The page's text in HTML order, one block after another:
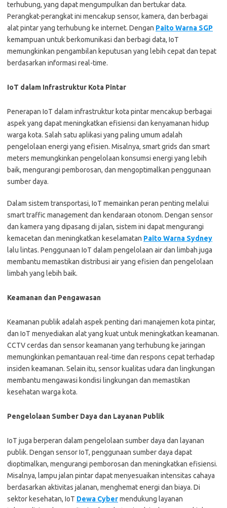
terhubung, yang dapat mengumpulkan dan bertukar data.
Perangkat-perangkat ini mencakup sensor, kamera, dan berbagai
alat pintar yang terhubung ke internet. Dengan Paito Warna SGP
kemampuan untuk berkomunikasi dan berbagi data, IoT
memungkinkan pengambilan keputusan yang lebih cepat dan tepat
berdasarkan informasi real-time.
IoT dalam Infrastruktur Kota Pintar
Penerapan IoT dalam infrastruktur kota pintar mencakup berbagai
aspek yang dapat meningkatkan efisiensi dan kenyamanan hidup
warga kota. Salah satu aplikasi yang paling umum adalah
pengelolaan energi yang efisien. Misalnya, smart grids dan smart
meters memungkinkan pengelolaan konsumsi energi yang lebih
baik, mengurangi pemborosan, dan mengoptimalkan penggunaan
sumber daya.
Dalam sistem transportasi, IoT memainkan peran penting melalui
smart traffic management dan kendaraan otonom. Dengan sensor
dan kamera yang dipasang di jalan, sistem ini dapat mengurangi
kemacetan dan meningkatkan keselamatan Paito Warna Sydney
lalu lintas. Penggunaan IoT dalam pengelolaan air dan limbah juga
membantu memastikan distribusi air yang efisien dan pengelolaan
limbah yang lebih baik.
Keamanan dan Pengawasan
Keamanan publik adalah aspek penting dari manajemen kota pintar,
dan IoT menyediakan alat yang kuat untuk meningkatkan keamanan.
CCTV cerdas dan sensor keamanan yang terhubung ke jaringan
memungkinkan pemantauan real-time dan respons cepat terhadap
insiden keamanan. Selain itu, sensor kualitas udara dan lingkungan
membantu mengawasi kondisi lingkungan dan memastikan
kesehatan warga kota.
Pengelolaan Sumber Daya dan Layanan Publik
IoT juga berperan dalam pengelolaan sumber daya dan layanan
publik. Dengan sensor IoT, penggunaan sumber daya dapat
dioptimalkan, mengurangi pemborosan dan meningkatkan efisiensi.
Misalnya, lampu jalan pintar dapat menyesuaikan intensitas cahaya
berdasarkan aktivitas jalanan, menghemat energi dan biaya. Di
sektor kesehatan, IoT Dewa Cybermendukung layanan